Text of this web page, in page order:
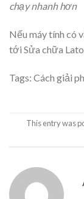
chạy nhanh hơn
Nếu máy tính có
tới Sửa chữa
Tags: Cách giải
This entry was